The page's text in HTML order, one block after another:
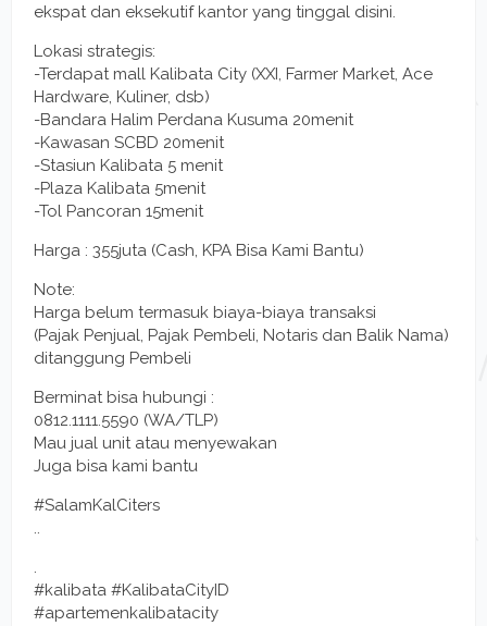
ekspat dan eksekutif kantor yang tinggal disini.
Lokasi strategis:
-Terdapat mall Kalibata City (XXI, Farmer Market, Ace
Hardware, Kuliner, dsb)
-Bandara Halim Perdana Kusuma 20menit
-Kawasan SCBD 20menit
-Stasiun Kalibata 5 menit
-Plaza Kalibata 5menit
-Tol Pancoran 15menit
Harga : 355juta (Cash, KPA Bisa Kami Bantu)
Note:
Harga belum termasuk biaya-biaya transaksi
(Pajak Penjual, Pajak Pembeli, Notaris dan Balik Nama)
ditanggung Pembeli
Berminat bisa hubungi :
0812.1111.5590 (WA/TLP)
Mau jual unit atau menyewakan
Juga bisa kami bantu
#SalamKalCiters
..
.
#kalibata #KalibataCityID
#apartemenkalibatacity